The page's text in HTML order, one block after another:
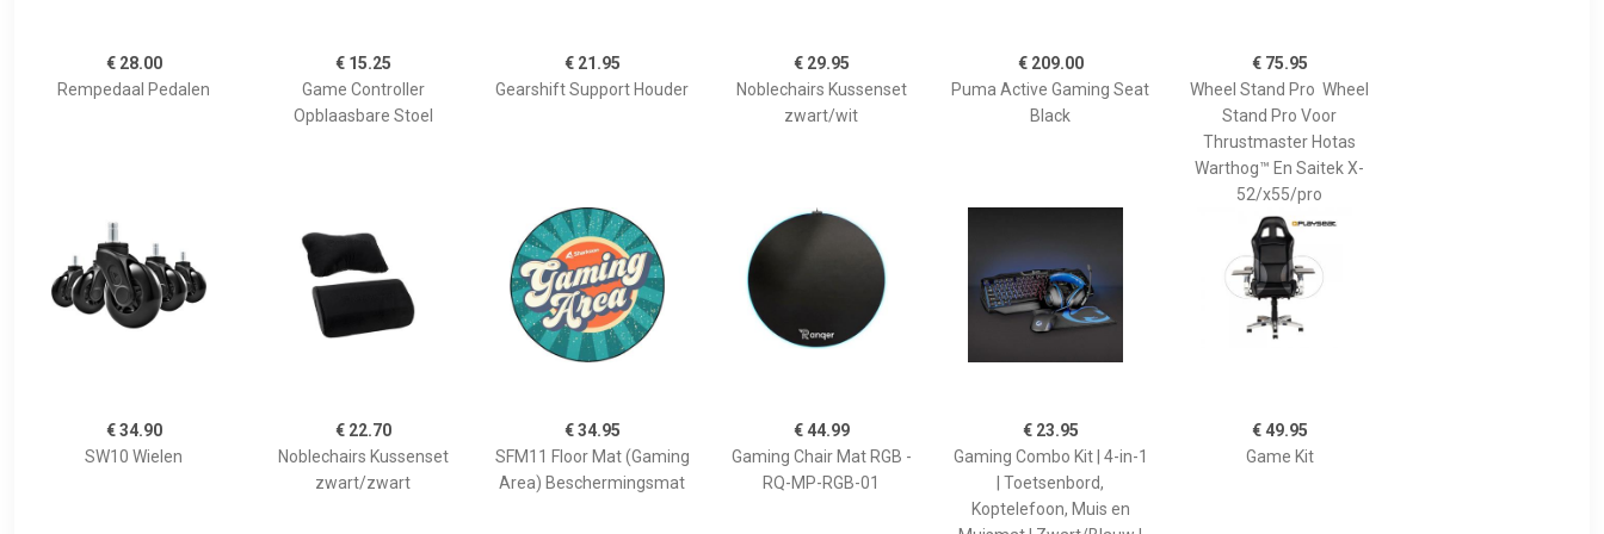
€ 28.00
Rempedaal Pedalen
€ 15.25
Game Controller
Opblaasbare Stoel
€ 21.95
Gearshift Support Houder
€ 29.95
Noblechairs Kussenset
zwart/wit
€ 209.00
Puma Active Gaming Seat
Black
€ 75.95
Wheel Stand Pro Wheel
Stand Pro Voor
Thrustmaster Hotas
Warthog™ En Saitek X-
52/x55/pro
€ 34.90
SW10 Wielen
€ 22.70
Noblechairs Kussenset
zwart/zwart
€ 34.95
SFM11 Floor Mat (Gaming
Area) Beschermingsmat
€ 44.99
Gaming Chair Mat RGB -
RQ-MP-RGB-01
€ 23.95
Gaming Combo Kit | 4-in-1
| Toetsenbord,
Koptelefoon, Muis en
€ 49.95
Game Kit